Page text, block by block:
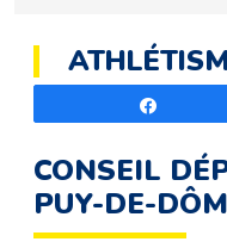
CONSEIL
PUY-DE-